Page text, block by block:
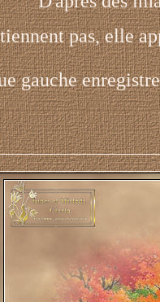
pas, elle
gauche